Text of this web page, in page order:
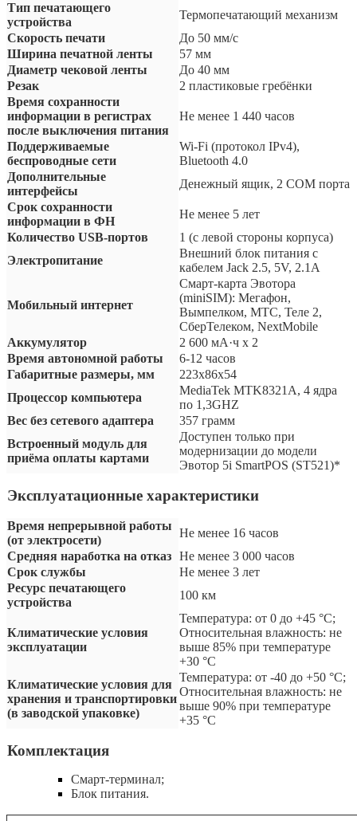
Тип печатающего
устройства
Термопечатающий механизм
Скорость печати
До 50 мм/с
Ширина печатной ленты
57 мм
Диаметр чековой ленты
До 40 мм
Резак
2 пластиковые гребёнки
Время сохранности
информации в регистрах
после выключения питания
Не менее 1 440 часов
Поддерживаемые
беспроводные сети
Wi-Fi (протокол IPv4),
Bluetooth 4.0
Дополнительные
интерфейсы
Денежный ящик, 2 COM порта
Срок сохранности
информации в ФН
Не менее 5 лет
Количество USB-портов
1 (с левой стороны корпуса)
Электропитание
Внешний блок питания с
кабелем Jack 2.5, 5V, 2.1A
Мобильный интернет
Смарт-карта Эвотора
(miniSIM): Мегафон,
Вымпелком, МТС, Теле 2,
СберТелеком, NextMobile
Аккумулятор
2 600 мА·ч х 2
Время автономной работы
6-12 часов
Габаритные размеры, мм
223х86х54
Процессор компьютера
MediaTek MTK8321A, 4 ядра
по 1,3GHZ
Вес без сетевого адаптера
357 грамм
Встроенный модуль для
приёма оплаты картами
Доступен только при
модернизации до модели
Эвотор 5i SmartPOS (ST521)*
Эксплуатационные характеристики
Время непрерывной работы
(от электросети)
Не менее 16 часов
Средняя наработка на отказ Не менее 3 000 часов
Срок службы
Не менее 3 лет
Ресурс печатающего
устройства
100 км
Климатические условия
эксплуатации
Температура: от 0 до +45 °С;
Относительная влажность: не
выше 85% при температуре
+30 °С
Климатические условия для
хранения и транспортировки
(в заводской упаковке)
Температура: от -40 до +50 °С;
Относительная влажность: не
выше 90% при температуре
+35 °С
Комплектация
Смарт-терминал;
Блок питания.